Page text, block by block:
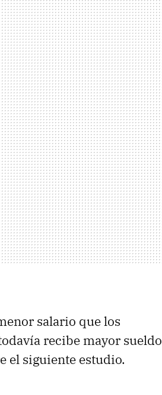
salario que los
recibe mayor sueldo
el siguiente estudio.